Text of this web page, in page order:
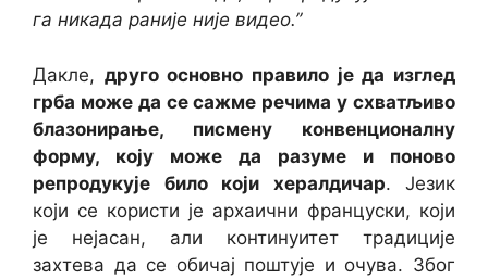
га никада раније није видео.”
Дакле, друго основно правило је да изглед
грба може да се сажме речима у схватљиво
блазонирање, писмену конвенционалну
форму, коју може да разуме и поново
репродукује било који хералдичар. Језик
који се користи је архаични француски, који
је нејасан, али континуитет традиције
захтева да се обичај поштује и очува. Због